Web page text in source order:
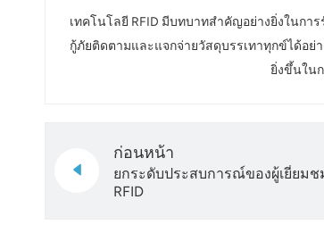
เทคโนโลยี RFID มีบทบาทสำคัญอย่างยิ่งในก
กู้ภัยติดตามและแจกจ่ายวัสดุบรรเทาทุกข์ได้อย่
ยิ่งขึ้นใน
ก่อนหน้า
ยกระดับประสบการณ์ของผู้เยี่ยม
RFID